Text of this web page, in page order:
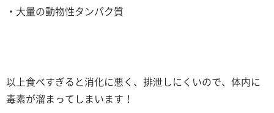
・大量の動物性タンパク質
以上食べすぎると消化に悪く、排泄しにくいので、体内に
毒素が溜まってしまいます！